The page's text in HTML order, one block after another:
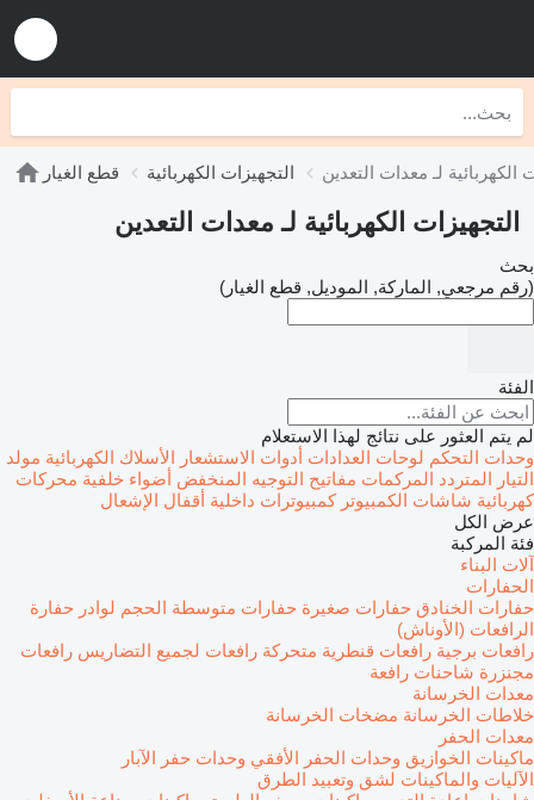
قطع الغيار التجهيزات الكهربائية الكهربائية لـ معدات التعدين
التجهيزات الكهربائية لـ معدات التعدين
بحث
(رقم مرجعي, الماركة, الموديل, قطع الغيار)
الفئة
لم يتم العثور على نتائج لهذا الاستعلام
وحدات التحكم لوحات العدادات أدوات الاستشعار الأسلاك الكهربائية مولد
التيار المتردد المركمات مفاتيح التوجيه المنخفض أضواء خلفية محركات
كهربائية شاشات الكمبيوتر كمبيوترات داخلية أقفال الإشعال
عرض الكل
فئة المركبة
آلات البناء
الحفارات
حفارات الخنادق حفارات صغيرة حفارات متوسطة الحجم لوادر حفارة
الرافعات (الأوناش)
رافعات برجية رافعات قنطرية متحركة رافعات لجميع التضاريس رافعات
مجنزرة شاحنات رافعة
معدات الخرسانة
خلاطات الخرسانة مضخات الخرسانة
معدات الحفر
ماكينات الخوازيق وحدات الحفر الأفقي وحدات حفر الآبار
الآليات والماكينات لشق وتعبيد الطرق